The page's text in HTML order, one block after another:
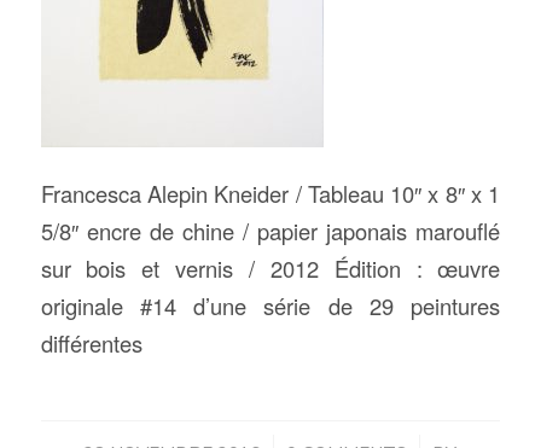
Francesca Alepin Kneider / Tableau 10″ x 8″ x 1
5/8″ encre de chine / papier japonais marouflé
sur bois et vernis / 2012 Édition : œuvre
originale #14 d’une série de 29 peintures
différentes